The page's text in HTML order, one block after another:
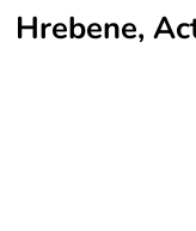
Hrebene,